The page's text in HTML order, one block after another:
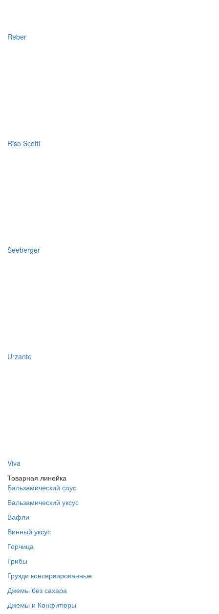
Reber
Riso Scotti
Seeberger
Urzante
Viva
Товарная линейка
Бальзамический соус
Бальзамический уксус
Вафли
Винный уксус
Горчица
Грибы
Грузди консервированные
Джемы без сахара
Джемы и Конфитюры